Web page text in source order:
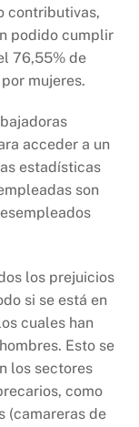
contributivas,
podido cumplir
76,55% de
mujeres.
acceder a un
estadísticas
son
los prejuicios
si se está en
cuales han
Esto se
los sectores
como
(camareras de